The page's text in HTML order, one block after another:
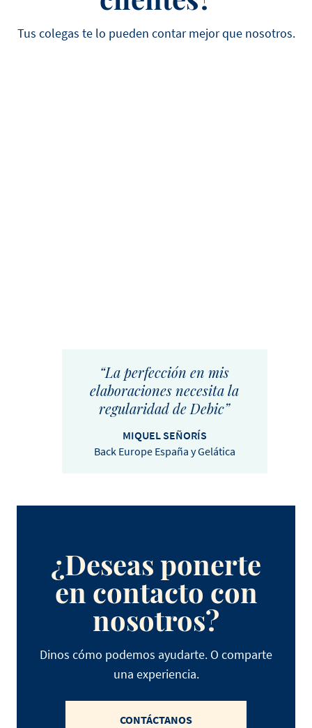
Tus colegas te lo pueden contar mejor que nosotros.
“La perfección en mis
elaboraciones necesita la
regularidad de Debic”
MIQUEL SEÑORÍS
Back Europe España y Gelática
¿Deseas ponerte
en contacto con
nosotros?
Dinos cómo podemos ayudarte. O comparte
una experiencia.
CONTÁCTANOS